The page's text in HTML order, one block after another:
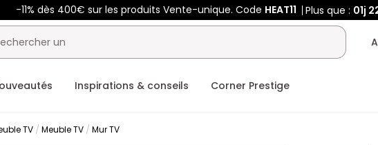
-11% dès 400€ sur les produits Vente-unique. Code HEAT11 Plus que : 01j
Inspirations & conseils Corner Prestige
TV Meuble TV Mur TV